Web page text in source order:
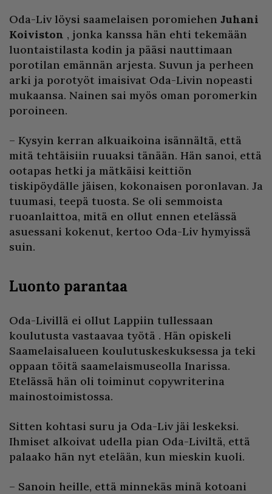
Oda-Liv löysi saamelaisen poromiehen Juhani
Koiviston , jonka kanssa hän ehti tekemään
luontaistilasta kodin ja pääsi nauttimaan
porotilan emännän arjesta. Suvun ja perheen
arki ja porotyöt imaisivat Oda-Livin nopeasti
mukaansa. Nainen sai myös oman poromerkin
poroineen.
– Kysyin kerran alkuaikoina isännältä, että
mitä tehtäisiin ruuaksi tänään. Hän sanoi, että
ootapas hetki ja mätkäisi keittiön
tiskipöydälle jäisen, kokonaisen poronlavan. Ja
tuumasi, teepä tuosta. Se oli semmoista
ruoanlaittoa, mitä en ollut ennen etelässä
asuessani kokenut, kertoo Oda-Liv hymyissä
suin.
Luonto parantaa
Oda-Livillä ei ollut Lappiin tullessaan
koulutusta vastaavaa työtä . Hän opiskeli
Saamelaisalueen koulutuskeskuksessa ja teki
oppaan töitä saamelaismuseolla Inarissa.
Etelässä hän oli toiminut copywriterina
mainostoimistossa.
Sitten kohtasi suru ja Oda-Liv jäi leskeksi.
Ihmiset alkoivat udella pian Oda-Liviltä, että
palaako hän nyt etelään, kun mieskin kuoli.
– Sanoin heille, että minnekäs minä kotoani